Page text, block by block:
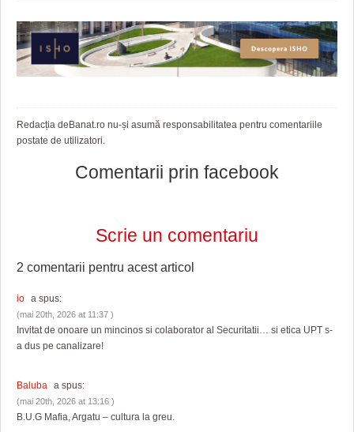
Redacția deBanat.ro nu-și asumă responsabilitatea pentru comentariile
postate de utilizatori.
Comentarii prin facebook
Scrie un comentariu
2 comentarii pentru acest articol
io a spus:
(mai 20th, 2026 at 11:37 )
Invitat de onoare un mincinos si colaborator al Securitatii… si etica UPT s-
a dus pe canalizare!
Baluba a spus:
(mai 20th, 2026 at 13:16 )
B.U.G Mafia, Argatu – cultura la greu.